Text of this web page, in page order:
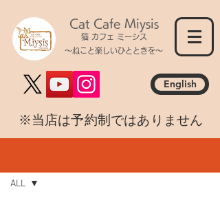
Cat Cafe Miysis
猫 カフェ ミーシス
～ねこと楽しいひとときを～
English
​※当店は予約制ではありません
ALL